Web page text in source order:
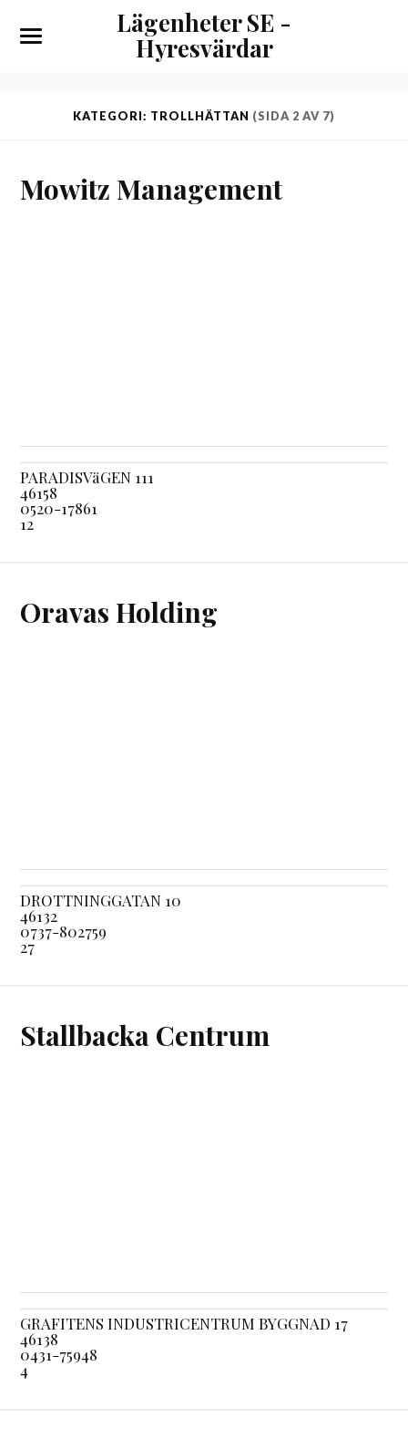
Lägenheter SE -
Hyresvärdar
KATEGORI: TROLLHÄTTAN (SIDA 2 AV 7)
Mowitz Management
PARADISVäGEN 111
46158
0520-17861
12
Oravas Holding
DROTTNINGGATAN 10
46132
0737-802759
27
Stallbacka Centrum
GRAFITENS INDUSTRICENTRUM BYGGNAD 17
46138
0431-75948
4